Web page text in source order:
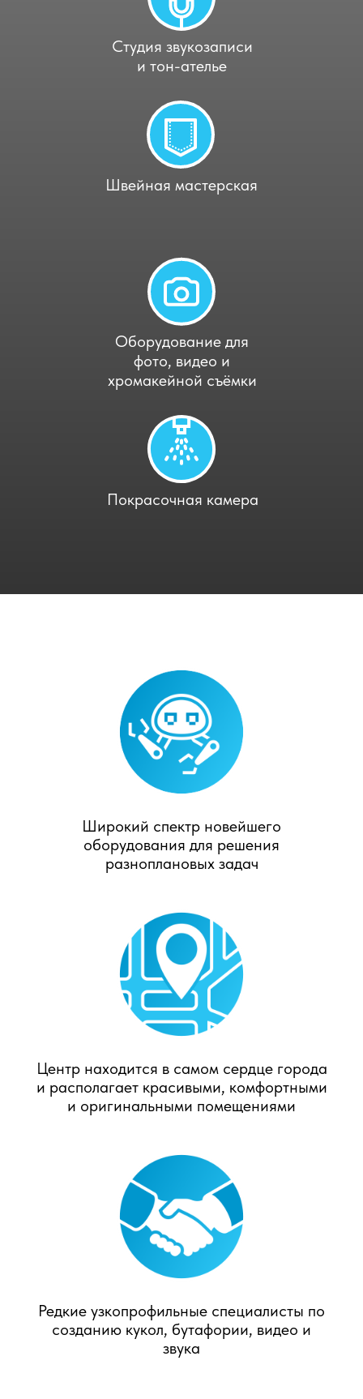
Покрасочная камера
Оборудование для
фото, видео и
хромакейной съёмки
Швейная мастерская
Студия звукозаписи
и тон-ателье
Широкий спектр новейшего
оборудования для решения
разноплановых задач
Центр находится в самом сердце города
и располагает красивыми, комфортными
и оригинальными помещениями
Редкие узкопрофильные специалисты по
созданию кукол, бутафории, видео и
звука